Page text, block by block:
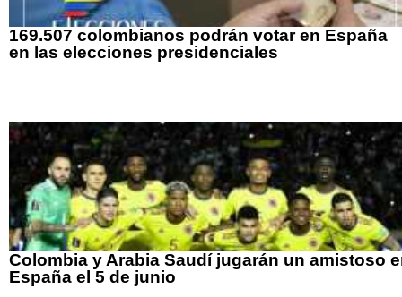
169.507 colombianos podrán votar en España
en las elecciones presidenciales
Colombia y Arabia Saudí jugarán un amistoso
España el 5 de junio